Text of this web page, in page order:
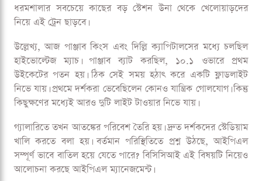
শহরে একমাত্র বিমানবন্দর ধরমশালা এয়ারপোর্ট, সেটা বন্ধ থাকায়
বিমানবন্দরও বন্ধ রাখার সিদ্ধান্ত নেওয়া হয়েছে। ক্রিকেটারদের
নিরাপত্তার কথা মাথায় রেখে ভারতীয় ক্রিকেট বোর্ড এবার কঠিন
সিদ্ধান্ত নিল, ধরমশালা থেকে ট্রেনে ফেরানো হচ্ছে খেলোয়াড়দের।
ধরমশালা থেকে খেলোয়াড় ও সাপোর্ট স্টাফদের নিরাপদে সরিয়ে
আনতে বন্দে ভারত এক্সপ্রেসের বিশেষ ট্রেনের ব্যবস্থা করা হয়েছে।
ধরমশালার সবচেয়ে কাছের বড় স্টেশন উনা থেকে খেলোয়াড়দের
নিয়ে এই ট্রেন ছাড়বে।
উল্লেখ্য, আজ পাঞ্জাব কিংস এবং দিল্লি ক্যাপিটালসের মধ্যে চলছিল